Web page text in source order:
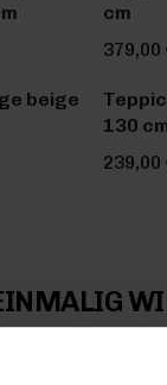
cm
379,00
beige
130
239,00
& Match kommt
hier kombinierst